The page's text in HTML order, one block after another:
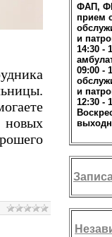
ФАП,
прием
и
14:30 -
09:00 -
и
12:30 -